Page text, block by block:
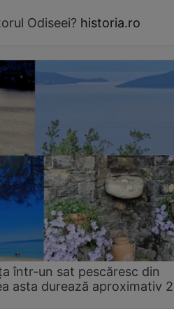
Odiseei? historia.ro
într-un sat pescăresc din
asta durează aproximativ